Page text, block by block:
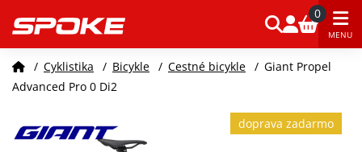
0
MENU
/ Cyklistika / Bicykle / Cestné bicykle / Giant Propel
Advanced Pro 0 Di2
doprava zadarmo